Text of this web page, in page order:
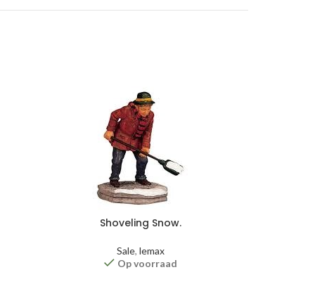
Shoveling Snow.
Sale,lemax
Op voorraad